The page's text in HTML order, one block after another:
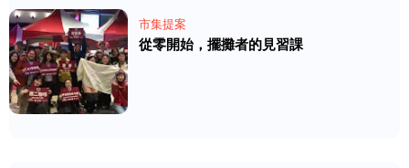
市集提案
從零開始，擺攤者的見習課